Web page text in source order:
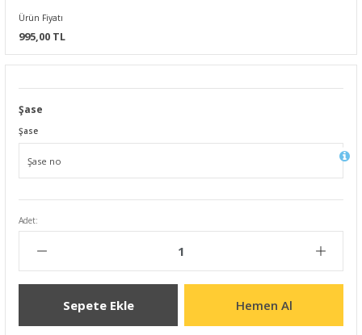
Ürün Fiyatı
995,00 TL
Şase
Şase
Adet:
Sepete Ekle Hemen Al